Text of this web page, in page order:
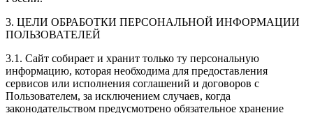
3. ЦЕЛИ ОБРАБОТКИ ПЕРСОНАЛЬНОЙ ИНФОРМАЦИИ
ПОЛЬЗОВАТЕЛЕЙ
3.1. Сайт собирает и хранит только ту персональную
информацию, которая необходима для предоставления
сервисов или исполнения соглашений и договоров с
Пользователем, за исключением случаев, когда
законодательством предусмотрено обязательное хранение